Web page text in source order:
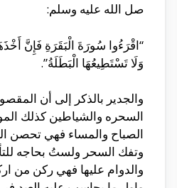
صل الله عليه وسلم:
“اقْرَءُوا سُورَةَ الْبَقَرَةِ فَإِنَّ
وَلَا تَسْتَطِيعُهَا الْبَطَلَةُ”.
والجدير بالذكر إلى أن
السحره والشياطين كذلك
الصباح والمساء فهي تحصن
وتفك السحر ولستُ بحاجه
والدوام عليها فهي ركن من